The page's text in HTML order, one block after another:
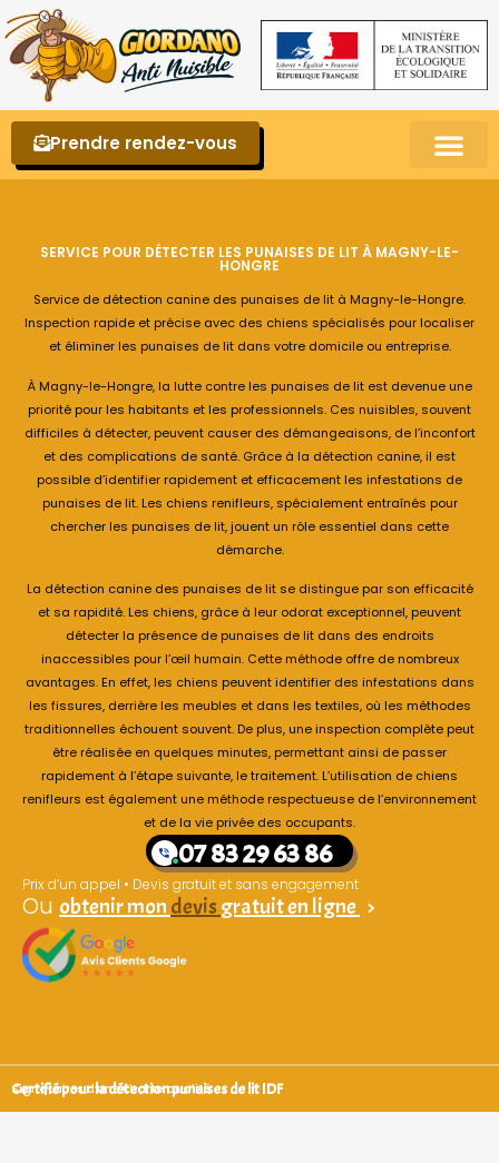
Prendre rendez-vous
SERVICE POUR DÉTECTER LES PUNAISES DE LIT À MAGNY-LE-
HONGRE
Service de détection canine des punaises de lit à Magny-le-Hongre.
Inspection rapide et précise avec des chiens spécialisés pour localiser
et éliminer les punaises de lit dans votre domicile ou entreprise.
À Magny-le-Hongre, la lutte contre les punaises de lit est devenue une
priorité pour les habitants et les professionnels. Ces nuisibles, souvent
difficiles à détecter, peuvent causer des démangeaisons, de l’inconfort
et des complications de santé. Grâce à la détection canine, il est
possible d’identifier rapidement et efficacement les infestations de
punaises de lit. Les chiens renifleurs, spécialement entraînés pour
chercher les punaises de lit, jouent un rôle essentiel dans cette
démarche.
La détection canine des punaises de lit se distingue par son efficacité
et sa rapidité. Les chiens, grâce à leur odorat exceptionnel, peuvent
détecter la présence de punaises de lit dans des endroits
inaccessibles pour l’œil humain. Cette méthode offre de nombreux
avantages. En effet, les chiens peuvent identifier des infestations dans
les fissures, derrière les meubles et dans les textiles, où les méthodes
traditionnelles échouent souvent. De plus, une inspection complète peut
être réalisée en quelques minutes, permettant ainsi de passer
rapidement à l’étape suivante, le traitement. L’utilisation de chiens
renifleurs est également une méthode respectueuse de l’environnement
et de la vie privée des occupants.
07 83 29 63 86
Prix d’un appel • Devis gratuit et sans engagement
Ou obtenir mon devis gratuit en ligne >
Certifié pour la détection punaises de lit IDF
Signataires d’une charte qualité